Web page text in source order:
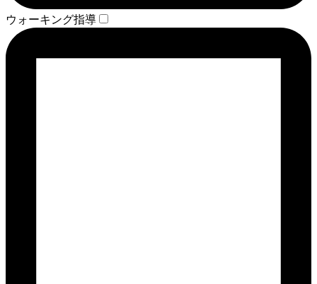
ウォーキング指導